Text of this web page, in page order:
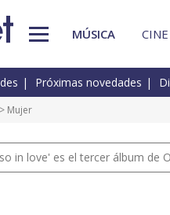
MÚSICA CINE
Próximas novedades
> Mujer
in love' es el tercer álbum de